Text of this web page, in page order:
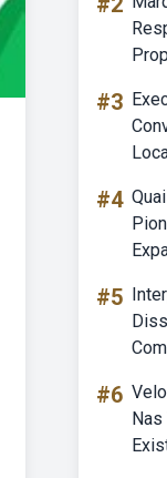
#3
#4
#5
#6
Nas